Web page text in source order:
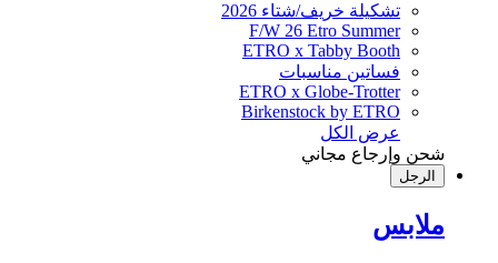
تشكيلة خريف/شتاء 2026
F/W 26 Etro Summer
ETRO x Tabby Booth
فساتين مناسبات
ETRO x Globe-Trotter
Birkenstock by ETRO
عرض الكل
شحن وإرجاع مجاني
الرجل
ملابس